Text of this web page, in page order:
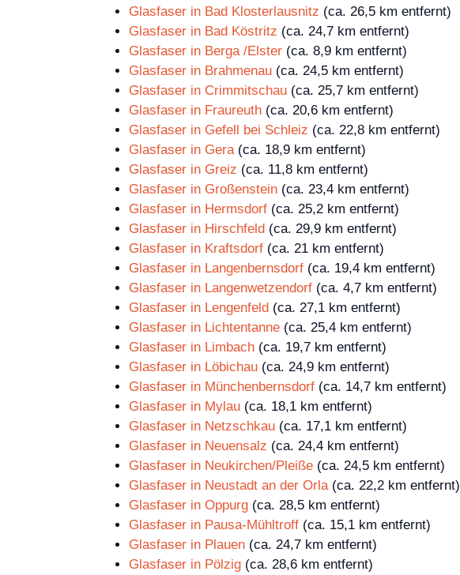
Glasfaser in Bad Klosterlausnitz (ca. 26,5 km entfernt)
Glasfaser in Bad Köstritz (ca. 24,7 km entfernt)
Glasfaser in Berga /Elster (ca. 8,9 km entfernt)
Glasfaser in Brahmenau (ca. 24,5 km entfernt)
Glasfaser in Crimmitschau (ca. 25,7 km entfernt)
Glasfaser in Fraureuth (ca. 20,6 km entfernt)
Glasfaser in Gefell bei Schleiz (ca. 22,8 km entfernt)
Glasfaser in Gera (ca. 18,9 km entfernt)
Glasfaser in Greiz (ca. 11,8 km entfernt)
Glasfaser in Großenstein (ca. 23,4 km entfernt)
Glasfaser in Hermsdorf (ca. 25,2 km entfernt)
Glasfaser in Hirschfeld (ca. 29,9 km entfernt)
Glasfaser in Kraftsdorf (ca. 21 km entfernt)
Glasfaser in Langenbernsdorf (ca. 19,4 km entfernt)
Glasfaser in Langenwetzendorf (ca. 4,7 km entfernt)
Glasfaser in Lengenfeld (ca. 27,1 km entfernt)
Glasfaser in Lichtentanne (ca. 25,4 km entfernt)
Glasfaser in Limbach (ca. 19,7 km entfernt)
Glasfaser in Löbichau (ca. 24,9 km entfernt)
Glasfaser in Münchenbernsdorf (ca. 14,7 km entfernt)
Glasfaser in Mylau (ca. 18,1 km entfernt)
Glasfaser in Netzschkau (ca. 17,1 km entfernt)
Glasfaser in Neuensalz (ca. 24,4 km entfernt)
Glasfaser in Neukirchen/Pleiße (ca. 24,5 km entfernt)
Glasfaser in Neustadt an der Orla (ca. 22,2 km entfernt)
Glasfaser in Oppurg (ca. 28,5 km entfernt)
Glasfaser in Pausa-Mühltroff (ca. 15,1 km entfernt)
Glasfaser in Plauen (ca. 24,7 km entfernt)
Glasfaser in Pölzig (ca. 28,6 km entfernt)